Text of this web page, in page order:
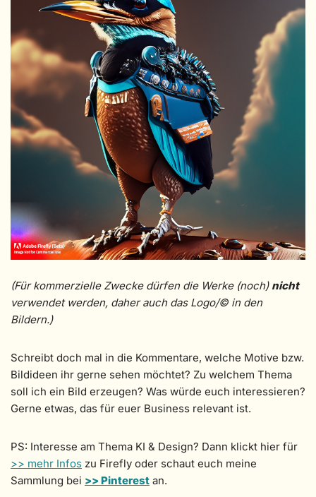
(Für kommerzielle Zwecke dürfen die Werke (noch) nicht
verwendet werden, daher auch das Logo/© in den
Bildern.)
Schreibt doch mal in die Kommentare, welche Motive bzw.
Bildideen ihr gerne sehen möchtet? Zu welchem Thema
soll ich ein Bild erzeugen? Was würde euch interessieren?
Gerne etwas, das für euer Business relevant ist.
PS: Interesse am Thema KI & Design? Dann klickt hier für
>> mehr Infos zu Firefly oder schaut euch meine
Sammlung bei >> Pinterest an.